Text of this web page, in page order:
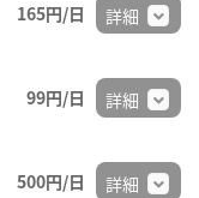
165円/日 詳細
99円/日 詳細
500円/日 詳細